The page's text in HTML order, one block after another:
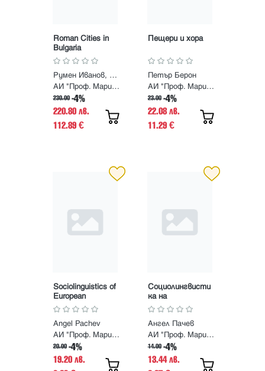
Roman Cities in
Bulgaria
Румен Иванов, Митко Маджаров, Иво Топалилов, Веселка Кацарова, Светла Петрова, Надежда Кирова
АИ "Проф. Марин Дринов"
230.00 -4%
220.80 лв.
112.89 €
Пещери и хора
Петър Берон
АИ "Проф. Марин Дринов"
23.00 -4%
22.08 лв.
11.29 €
Sociolinguistics of
European
Integration.
Sociolinguistic
Structure of the
European Union
Angel Pachev
АИ "Проф. Марин Дринов"
20.00 -4%
19.20 лв.
Социолингвисти
ка на
европейската
интеграция.
Социолингвисти
чната
структура на
Европейския
съюз
Ангел Пачев
АИ "Проф. Марин Дринов"
14.00 -4%
13.44 лв.